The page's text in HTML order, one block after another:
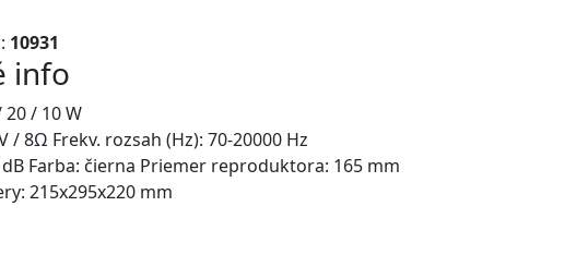
10931
info
20 / 10 W
/ 8Ω Frekv. rozsah (Hz): 70-20000 Hz
dB Farba: čierna Priemer reproduktora: 165 mm
215x295x220 mm